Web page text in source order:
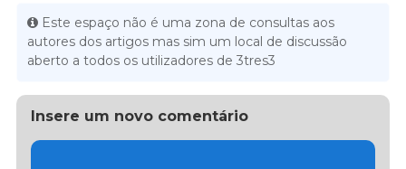
Este espaço não é uma zona de consultas aos
autores dos artigos mas sim um local de discussão
aberto a todos os utilizadores de 3tres3
Insere um novo comentário